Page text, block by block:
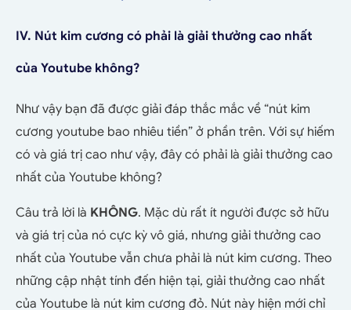
IV. Nút kim cương có phải là giải thưởng cao nhất
của Youtube không?
Như vậy bạn đã được giải đáp thắc mắc về “nút kim
cương youtube bao nhiêu tiền” ở phần trên. Với sự hiếm
có và giá trị cao như vậy, đây có phải là giải thưởng cao
nhất của Youtube không?
Câu trả lời là KHÔNG. Mặc dù rất ít người được sở hữu
và giá trị của nó cực kỳ vô giá, nhưng giải thưởng cao
nhất của Youtube vẫn chưa phải là nút kim cương. Theo
những cập nhật tính đến hiện tại, giải thưởng cao nhất
của Youtube là nút kim cương đỏ. Nút này hiện mới chỉ